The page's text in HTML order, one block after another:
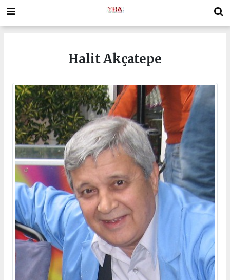
Halit Akçatepe